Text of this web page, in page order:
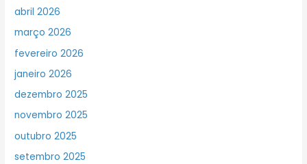
abril 2026
março 2026
fevereiro 2026
janeiro 2026
dezembro 2025
novembro 2025
outubro 2025
setembro 2025